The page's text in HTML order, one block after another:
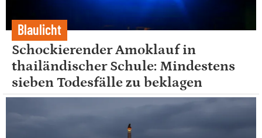
Blaulicht
Schockierender Amoklauf in
thailändischer Schule: Mindestens
sieben Todesfälle zu beklagen